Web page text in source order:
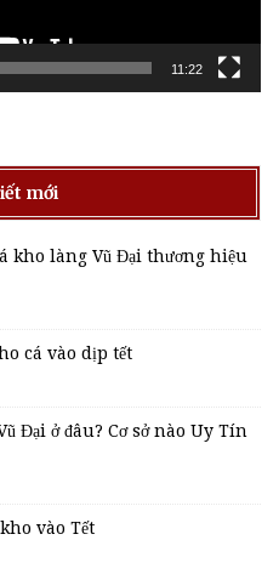
11:22
mới
kho làng Vũ Đại thương hiệu
cá vào dịp tết
Đại ở đâu? Cơ sở nào Uy Tín
vào Tết